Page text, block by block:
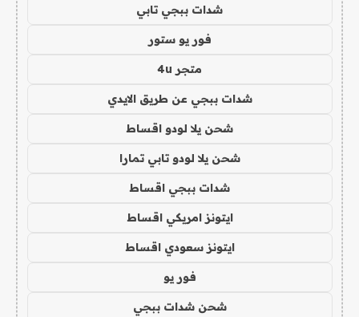
شدات ببجي تابي
فور يو ستور
متجر 4u
شدات ببجي عن طريق الايدي
شحن يلا لودو اقساط
شحن يلا لودو تابي تمارا
شدات ببجي اقساط
ايتونز امريكي اقساط
ايتونز سعودي اقساط
فور يو
شحن شدات ببجي